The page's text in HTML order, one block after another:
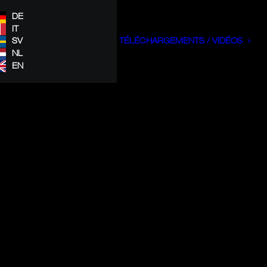
DE
IT
SV
NL
EN
TÉLÉCHARGEMENTS / VIDÉOS